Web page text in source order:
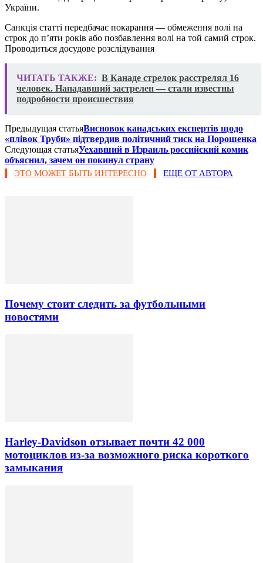
України.
Санкція статті передбачає покарання — обмеження волі на
строк до п’яти років або позбавлення волі на той самий строк.
Проводиться досудове розслідування
ЧИТАТЬ ТАКЖЕ: В Канаде стрелок расстрелял 16
человек. Нападавший застрелен — стали известны
подробности происшествия
Предыдущая статьяВисновок канадських експертів щодо
«плівок Труби» підтвердив політичний тиск на Порошенка
Следующая статьяУехавший в Израиль российский комик
объяснил, зачем он покинул страну
ЭТО МОЖЕТ БЫТЬ ИНТЕРЕСНО ЕЩЕ ОТ АВТОРА
Почему стоит следить за футбольными
новостями
Harley-Davidson отзывает почти 42 000
мотоциклов из-за возможного риска короткого
замыкания